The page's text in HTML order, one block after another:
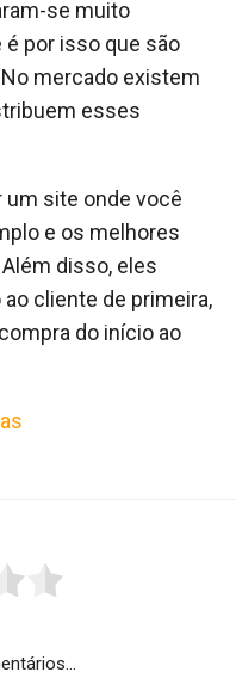
se muito
por isso que são
mercado existem
esses
um site onde você
e os melhores
disso, eles
cliente de primeira,
do início ao